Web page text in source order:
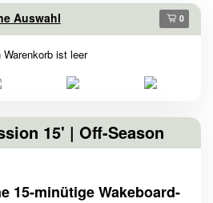
Auswahl 0
Warenkorb ist leer
15' | Off-Season
15-minütige Wakeboard-